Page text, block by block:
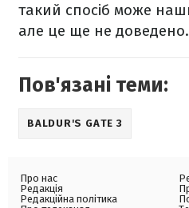
такий спосіб може
але це ще не доведено.
Пов'язані теми:
BALDUR'S GATE 3
Про нас
Редакція
Редакційна політика